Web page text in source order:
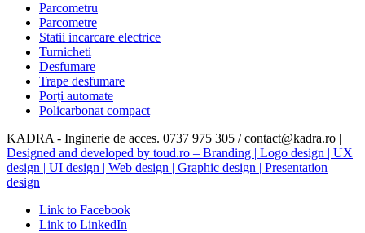
Parcometru
Parcometre
Statii incarcare electrice
Turnicheti
Desfumare
Trape desfumare
Porți automate
Policarbonat compact
KADRA - Inginerie de acces. 0737 975 305 / contact@kadra.ro |
Designed and developed by toud.ro – Branding | Logo design | UX
design | UI design | Web design | Graphic design | Presentation
design
Link to Facebook
Link to LinkedIn